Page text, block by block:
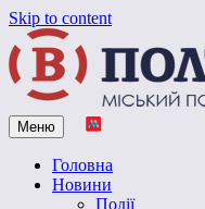
Skip to content
Vpoltave.info
Полтавський портал новин
Меню
Головна
Новини
Події